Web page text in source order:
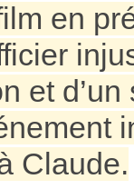
en
et
Claude.